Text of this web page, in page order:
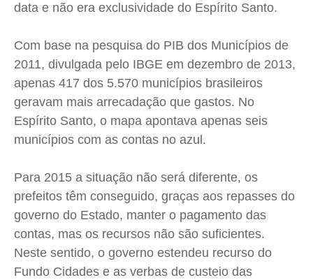
Quem Somos
Expediente
Contato
Anuncie
Termos de Uso
Quem Somos
Expediente
Contato
Anuncie
Termos de Uso
Quem Somos
Expediente
Contato
Anuncie
Termos de Uso
Quem Somos
Expediente
Contato
Anuncie
Termos de Uso
data e não era exclusividade do Espírito Santo.
Com base na pesquisa do PIB dos Municípios de
2011, divulgada pelo IBGE em dezembro de 2013,
apenas 417 dos 5.570 municípios brasileiros
geravam mais arrecadação que gastos. No
Espírito Santo, o mapa apontava apenas seis
municípios com as contas no azul.
Para 2015 a situação não será diferente, os
prefeitos têm conseguido, graças aos repasses do
governo do Estado, manter o pagamento das
contas, mas os recursos não são suficientes.
Neste sentido, o governo estendeu recurso do
Fundo Cidades e as verbas de custeio das